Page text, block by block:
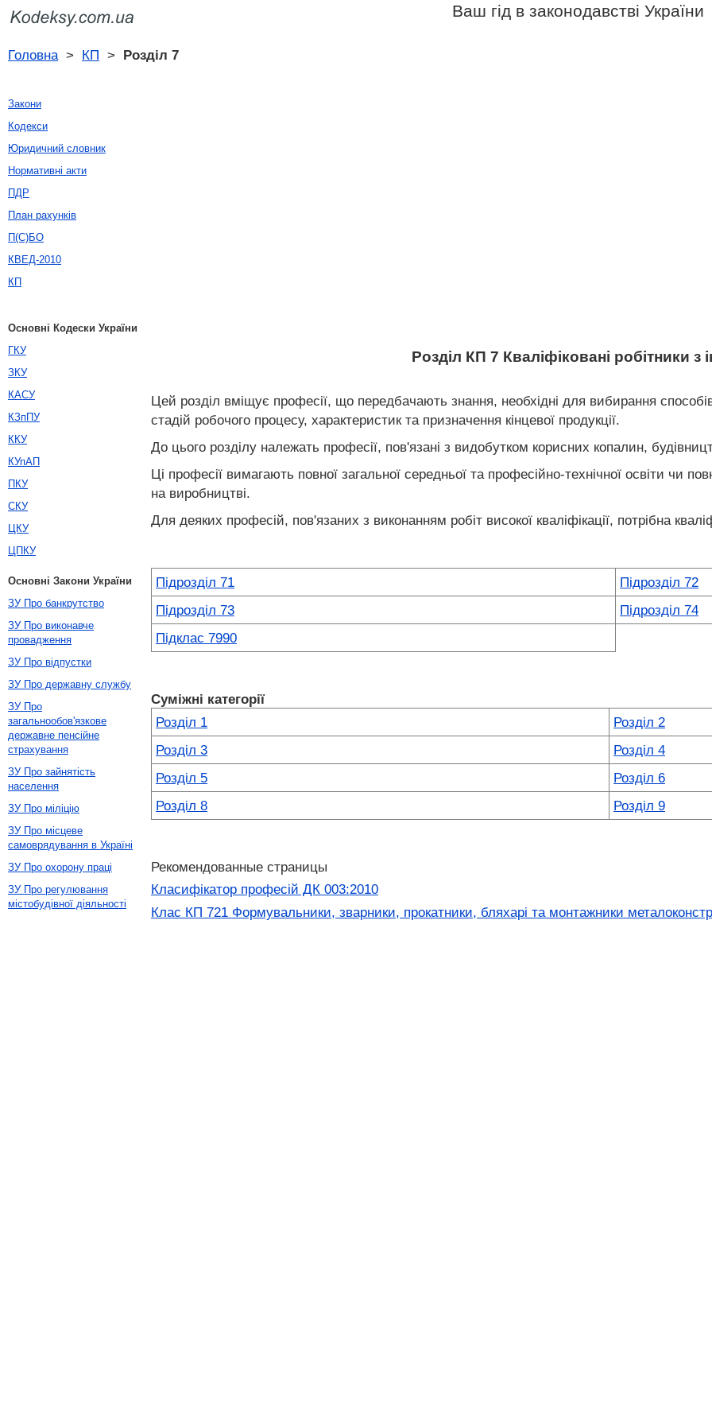
Ваш гід в законодавстві України
Головна> КП > Розділ 7
Розділ КП 7 Кваліфіковані робітники з
Цей розділ вміщує професії, що передбачають знання, необхідні для вибирання
стадій робочого процесу, характеристик та призначення кінцевої продукції.
До цього розділу належать професії, пов'язані з видобутком корисних копалин,
Ці професії вимагають повної загальної середньої та професійно-технічної освіти чи
на виробництві.
Для деяких професій, пов'язаних з виконанням робіт високої кваліфікації, потрібна
Підрозділ 71
Підрозділ 72
Підрозділ 73
Підрозділ 74
Підклас 7990
Суміжні категорії
Розділ 1
Розділ 2
Розділ 3
Розділ 4
Розділ 5
Розділ 6
Розділ 8
Розділ 9
Рекомендованные страницы
Класифікатор професій ДК 003:2010
Клас КП 721 Формувальники, зварники, прокатники, бляхарі та монтажники
Закони
Кодекси
Юридичний словник
Нормативні акти
ПДР
План рахунків
П(С)БО
КВЕД-2010
КП
Основні Кодески України
ГКУ
ЗКУ
КАСУ
КЗпПУ
ККУ
КУпАП
ПКУ
СКУ
ЦКУ
ЦПКУ
Основні Закони України
ЗУ Про банкрутство
ЗУ Про виконавче
провадження
ЗУ Про відпустки
ЗУ Про державну службу
ЗУ Про
загальнообов'язкове
державне пенсійне
страхування
ЗУ Про зайнятість
населення
ЗУ Про міліцію
ЗУ Про місцеве
самоврядування в Україні
ЗУ Про охорону праці
ЗУ Про регулювання
містобудівної діяльності